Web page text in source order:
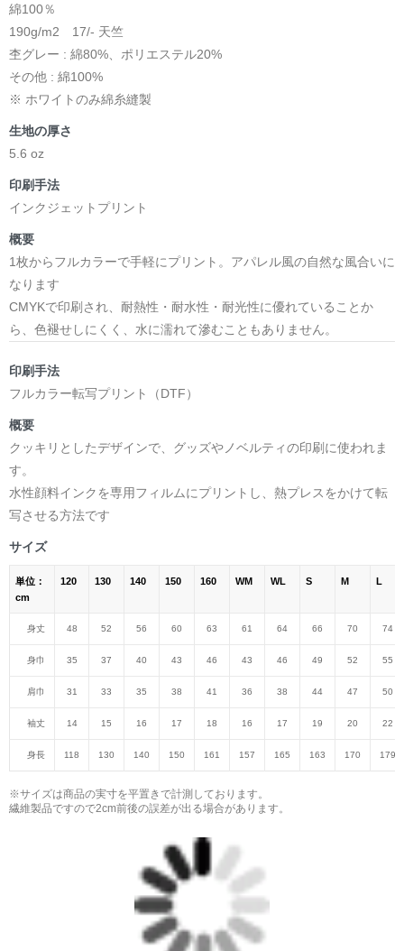
綿100％
190g/m2 17/- 天竺
杢グレー : 綿80%、ポリエステル20%
その他 : 綿100%
※ ホワイトのみ綿糸縫製
生地の厚さ
5.6 oz
印刷手法
インクジェットプリント
概要
1枚からフルカラーで手軽にプリント。アパレル風の自然な風合いに
なります
CMYKで印刷され、耐熱性・耐水性・耐光性に優れていることか
ら、色褪せしにくく、水に濡れて滲むこともありません。
印刷手法
フルカラー転写プリント（DTF）
概要
クッキリとしたデザインで、グッズやノベルティの印刷に使われま
す。
水性顔料インクを専用フィルムにプリントし、熱プレスをかけて転
写させる方法です
サイズ
単位：
cm
120 130 140 150 160 WM WL S M L
身丈 48 52 56 60 63 61 64 66 70 74
身巾 35 37 40 43 46 43 46 49 52 55
肩巾 31 33 35 38 41 36 38 44 47 50
袖丈 14 15 16 17 18 16 17 19 20 22
身長 118 130 140 150 161 157 165 163 170 179
※サイズは商品の実寸を平置きで計測しております。
繊維製品ですので2cm前後の誤差が出る場合があります。